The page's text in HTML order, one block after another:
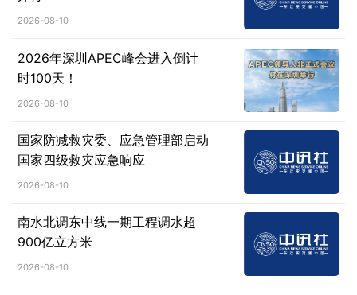
2026-08-10
2026年深圳APEC峰会进入倒计
时100天！
2026-08-10
国家防减救灾委、应急管理部启动
国家四级救灾应急响应
2026-08-10
南水北调东中线一期工程调水超
900亿立方米
2026-08-10